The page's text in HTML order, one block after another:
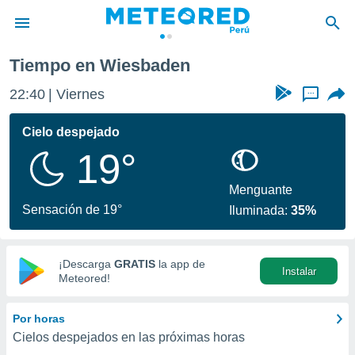
de
ha sido
calidad.
a este
las
y
digital
basada
Tiempo en Wiesbaden
22:40 Viernes ...
Cielo despejado
19°
Sensación de 19°
Menguante
Iluminada:35%
¡Descarga GRATIS la app de
Meteored!
Instalar
Por horas
Cielos despejados en las próximas horas